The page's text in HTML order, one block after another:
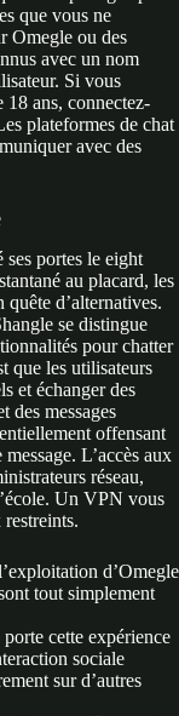
que vous ne
Omegle ou des
avec un nom
Si vous
18 ans, connectez-
plateformes de chat
avec des
ses portes le eight
au placard, les
quête d’alternatives.
se distingue
pour chatter
que les utilisateurs
et échanger des
des messages
offensant
L’accès aux
réseau,
Un VPN vous
d’Omegle
tout simplement
cette expérience
sociale
sur d’autres